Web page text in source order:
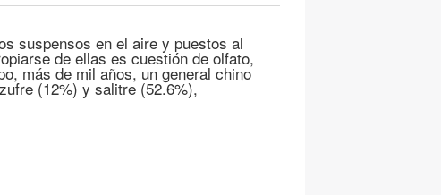
suspensos en el aire y puestos al
de ellas es cuestión de olfato,
más de mil años, un general chino
(12%) y salitre (52.6%),